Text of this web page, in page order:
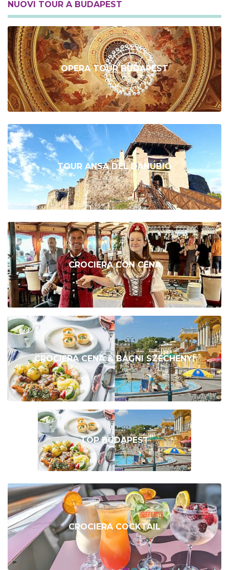
NUOVI TOUR A BUDAPEST
OPERA TOUR BUDAPEST
TOUR ANSA DEL DANUBIO
CROCIERA CON CENA
CROCIERA CENA & BAGNI SZÉCHENYI
TOP BUDAPEST
CROCIERA COCKTAIL